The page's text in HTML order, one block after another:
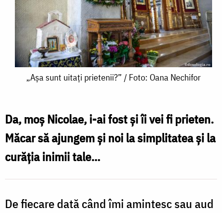
„Așa
prietenii?”
/
Foto:
Oana
Nechifor
„Așa sunt uitați prietenii?” / Foto: Oana Nechifor
Da, moș Nicolae, i-ai fost și îi vei fi prieten.
Măcar să ajungem și noi la simplitatea și la
curăția inimii tale...
De fiecare dată când îmi amintesc sau aud